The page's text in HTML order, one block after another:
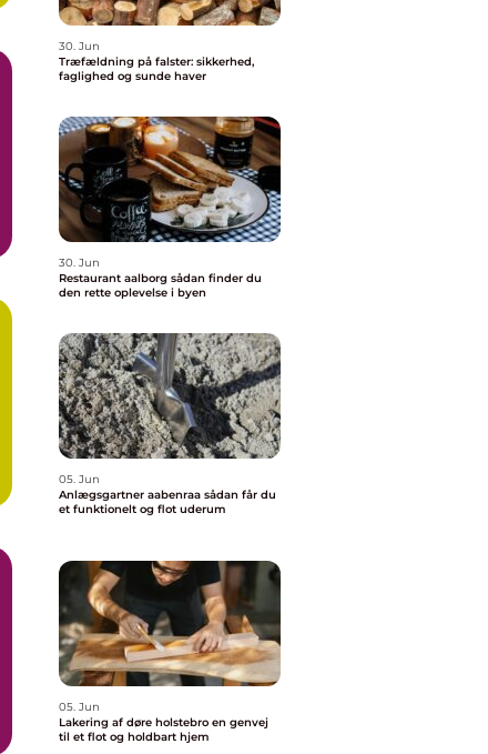
30. Jun
Træfældning på falster: sikkerhed,
faglighed og sunde haver
30. Jun
Restaurant aalborg sådan finder du
den rette oplevelse i byen
05. Jun
Anlægsgartner aabenraa sådan får du
et funktionelt og flot uderum
05. Jun
Lakering af døre holstebro en genvej
til et flot og holdbart hjem